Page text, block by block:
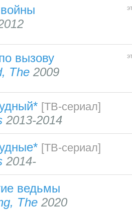
вызову
The 2009
[ТВ-сериал]
2013-2014
[ТВ-сериал]
2014-
ведьмы
The 2020